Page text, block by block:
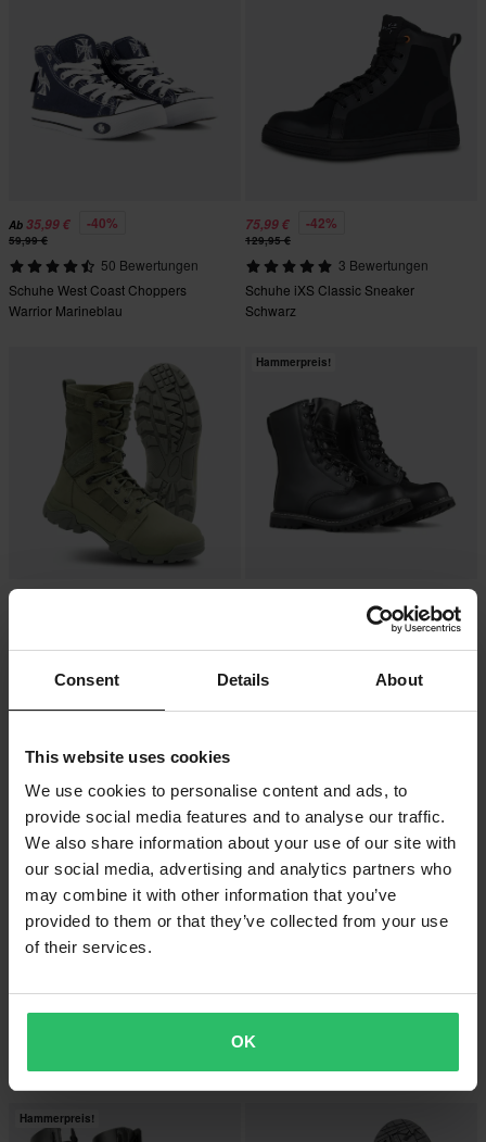
Consent Details About
This website uses cookies
We use cookies to personalise content and ads, to
provide social media features and to analyse our traffic.
We also share information about your use of our site with
our social media, advertising and analytics partners who
may combine it with other information that you’ve
provided to them or that they’ve collected from your use
of their services.
OK
Ab 35,99 € -40%
59,99 €
50 Bewertungen
Schuhe West Coast Choppers
Warrior Marineblau
75,99 € -42%
129,95 €
3 Bewertungen
Schuhe iXS Classic Sneaker
Schwarz
Ab
Hammerpreis!
69,90 €
Schwarz
69,90 €
Stiefel Brandit Phantom 14-Eyelet
Hammerpreis!